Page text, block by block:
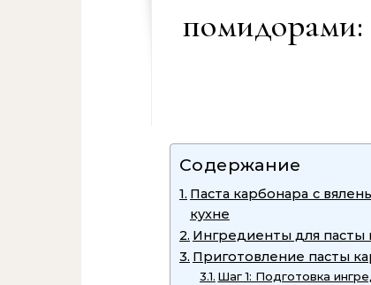
помидорами:
Содержание
Паста карбонара с
кухне
Ингредиенты для пасты
Приготовление пасты
Шаг 1: Подготовка